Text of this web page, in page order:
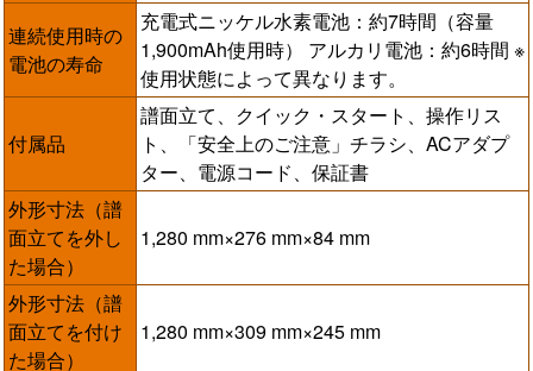
連続使用時の
電池の寿命
充電式ニッケル水素電池：約7時間（容量
1,900mAh使用時） アルカリ電池：約6時間 ※
使用状態によって異なります。
付属品
譜面立て、クイック・スタート、操作リス
ト、「安全上のご注意」チラシ、ACアダプ
ター、電源コード、保証書
外形寸法（譜
面立てを外し
た場合）
1,280 mm×276 mm×84 mm
外形寸法（譜
面立てを付け
た場合）
1,280 mm×309 mm×245 mm